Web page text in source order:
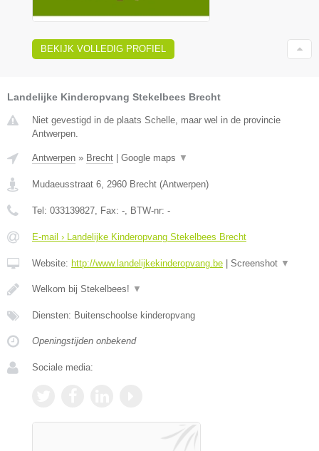
BEKIJK VOLLEDIG PROFIEL
Landelijke Kinderopvang Stekelbees Brecht
Niet gevestigd in de plaats Schelle, maar wel in de provincie
Antwerpen.
Antwerpen » Brecht | Google maps ▼
Mudaeusstraat 6 2960 Brecht (Antwerpen)
Tel: 033139827 , Fax: - , BTW-nr: -
E-mail › Landelijke Kinderopvang Stekelbees Brecht
Website: http://www.landelijkekinderopvang.be | Screenshot ▼
Welkom bij Stekelbees! ▼
Diensten: Buitenschoolse kinderopvang
Openingstijden onbekend
Sociale media: